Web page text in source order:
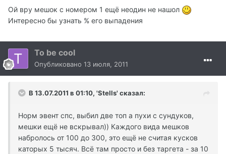
Ой вру мешок с номером 1 ещё неодин не нашол
Интересно бы узнать % его выпадения
To be cool
Опубликовано 13 июля, 2011
В 13.07.2011 в 01:10, 'Stells' сказал:
Норм эвент спс, выбил две топ а пухи с сундуков,
мешки ещё не вскрывал)) Каждого вида мешков
набролось от 100 до 300, это ещё не считая кусков
каторых 5 тысяч. Всё там просто и без таргета - за 10